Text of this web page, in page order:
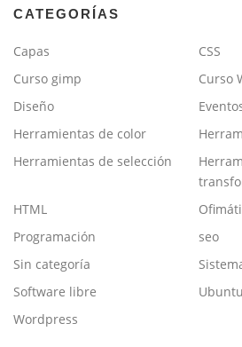
CATEGORÍAS
Capas
CSS
Curso gimp
Curso
Diseño
Herramientas de color
Herramientas de selección
HTML
Programación
seo
Sin categoría
Software libre
Ubuntu
Wordpress